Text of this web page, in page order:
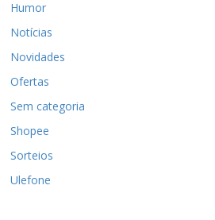
Humor
Notícias
Novidades
Ofertas
Sem categoria
Shopee
Sorteios
Ulefone